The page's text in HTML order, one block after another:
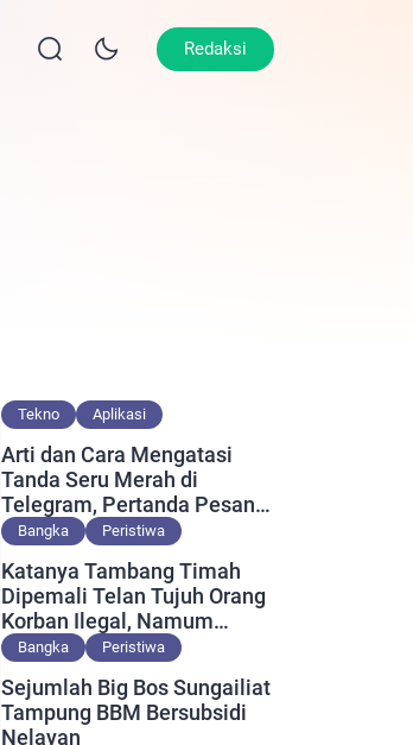
Lifestyle Olahraga
Redaksi
Tekno Aplikasi
Arti dan Cara Mengatasi
Tanda Seru Merah di
Telegram, Pertanda Pesan
Gagal Terkirim?
Bangka Peristiwa
Katanya Tambang Timah
Dipemali Telan Tujuh Orang
Korban Ilegal, Namum
Muncul Slip Pembayaran
Bangka Peristiwa
Sejumlah Big Bos Sungailiat
Tampung BBM Bersubsidi
Nelayan